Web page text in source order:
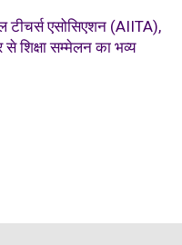
एसोसिएशन (AIITA),
शिक्षा सम्मेलन का भव्य